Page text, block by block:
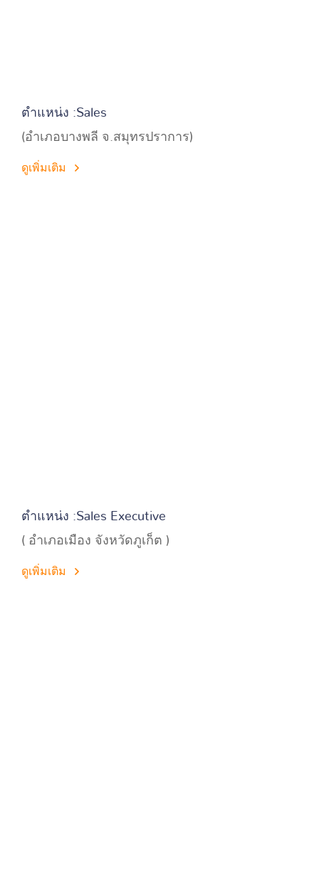
ตำแหน่ง :Sales
(อำเภอบางพลี จ.สมุทรปราการ)
ดูเพิ่มเติม
ตำแหน่ง :Sales Executive
( อำเภอเมือง จังหวัดภูเก็ต )
ดูเพิ่มเติม